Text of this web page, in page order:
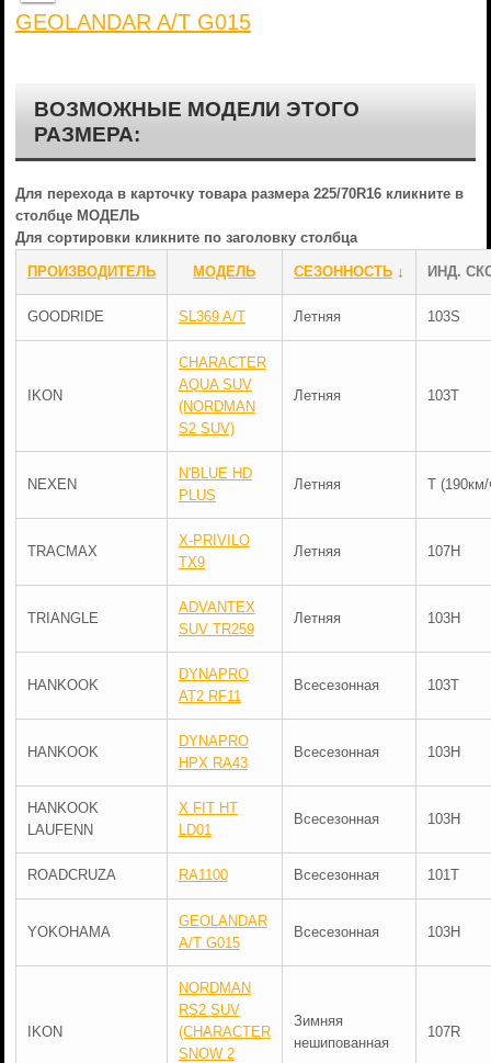
GEOLANDAR A/T G015
ВОЗМОЖНЫЕ МОДЕЛИ ЭТОГО
РАЗМЕРА:
Для перехода в карточку товара размера 225/70R16 кликните в
столбце МОДЕЛЬ
Для сортировки кликните по заголовку столбца
ПРОИЗВОДИТЕЛЬ МОДЕЛЬ СЕЗОННОСТЬ↓ ИНД.
GOODRIDE SL369 A/T Летняя 103S
IKON
CHARACTER
AQUA SUV
(NORDMAN
S2 SUV)
Летняя 103T
NEXEN
N'BLUE HD
PLUS
Летняя T (190км/
TRACMAX
X-PRIVILO
TX9
Летняя 107H
TRIANGLE
ADVANTEX
SUV TR259
Летняя 103H
HANKOOK
DYNAPRO
AT2 RF11
Всесезонная 103T
HANKOOK
DYNAPRO
HPX RA43
Всесезонная 103H
HANKOOK
LAUFENN
X FIT HT
LD01
Всесезонная 103H
ROADCRUZA RA1100 Всесезонная 101T
YOKOHAMA
GEOLANDAR
A/T G015
Всесезонная 103H
IKON
NORDMAN
RS2 SUV
(CHARACTER
SNOW 2
Зимняя
нешипованная
107R